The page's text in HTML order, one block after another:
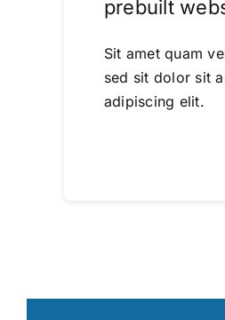
prebuilt
Sit amet quam
sed sit dolor sit
adipiscing elit.